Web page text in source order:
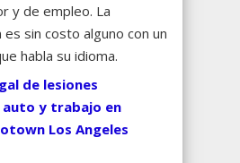
y de empleo. La
es sin costo alguno con un
habla su idioma.
de lesiones
auto y trabajo en
Los Angeles